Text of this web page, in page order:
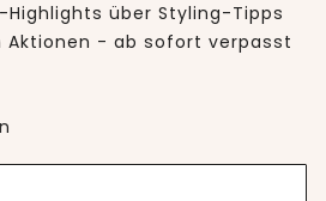
über Styling-Tipps
Aktionen - ab sofort verpasst